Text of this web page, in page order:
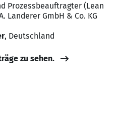
Prozessbeauftragter (Lean
Landerer GmbH & Co. KG
, Deutschland
zu sehen.